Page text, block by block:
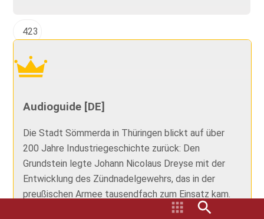
423
Audioguide [DE]
Die Stadt Sömmerda in Thüringen blickt auf über
200 Jahre Industriegeschichte zurück: Den
Grundstein legte Johann Nicolaus Dreyse mit der
Entwicklung des Zündnadelgewehrs, das in der
preußischen Armee tausendfach zum Einsatz kam.